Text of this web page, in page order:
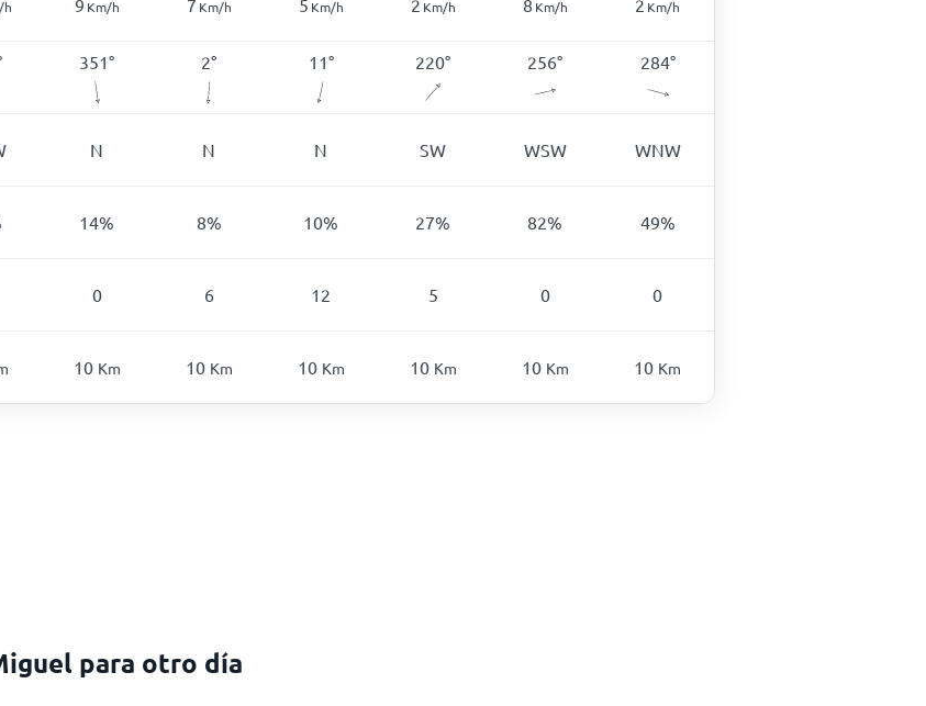
h 9 Km/h 7 Km/h 5 Km/h 2 Km/h 8 Km/h 2 Km/h
351° 2° 11° 220° 256° 284°
N N N SW WSW WNW
14% 8% 10% 27% 82% 49%
0 6 12 5 0 0
10 Km 10 Km 10 Km 10 Km 10 Km 10 Km
para otro día